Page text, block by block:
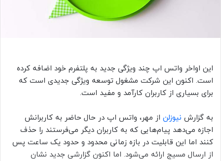
این اواخر واتس اپ چند ویژگی جدید به پلتفرم خود اضافه کرده
است. اکنون این شرکت مشغول توسعه ویژگی جدیدی است که
برای بسیاری از کاربران کارآمد و مفید است.
به گزارش نیوزلن از مهر، واتس اپ در حال حاضر به کاربرانش
اجازه می‌دهد پیام‌هایی که به کاربران دیگر می‌فرستند را حذف
کنند اما این قابلیت در بازه زمانی محدود و حدود یک ساعت پس
از ارسال مسیج ارائه می‌شود. اما اکنون گزارشی جدید نشان